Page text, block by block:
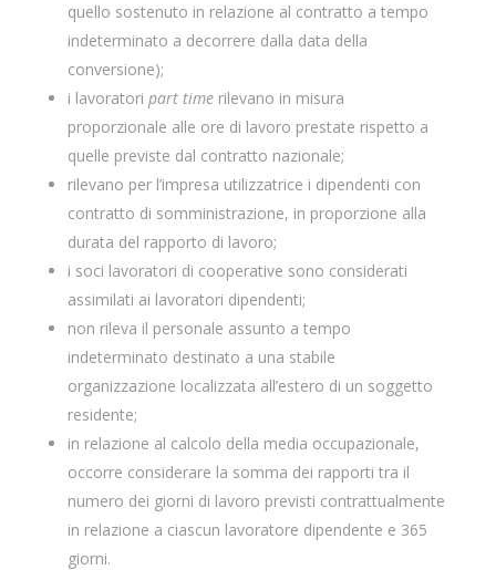
quello sostenuto in relazione al contratto a tempo
indeterminato a decorrere dalla data della
conversione);
i lavoratori part timerilevano in misura
proporzionale alle ore di lavoro prestate rispetto a
quelle previste dal contratto nazionale;
rilevano per l’impresa utilizzatrice i dipendenti con
contratto di somministrazione, in proporzione alla
durata del rapporto di lavoro;
i soci lavoratori di cooperative sono considerati
assimilati ai lavoratori dipendenti;
non rileva il personale assunto a tempo
indeterminato destinato a una stabile
organizzazione localizzata all’estero di un soggetto
residente;
in relazione al calcolo della media occupazionale,
occorre considerare la somma dei rapporti tra il
numero dei giorni di lavoro previsti contrattualmente
in relazione a ciascun lavoratore dipendente e 365
giorni.